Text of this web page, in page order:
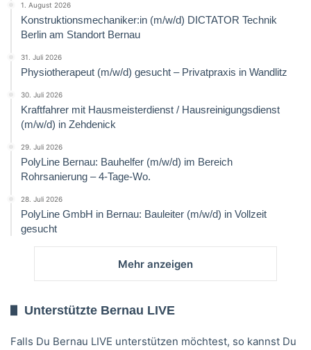
1. August 2026
Konstruktionsmechaniker:in (m/w/d) DICTATOR Technik
Berlin am Standort Bernau
31. Juli 2026
Physiotherapeut (m/w/d) gesucht – Privatpraxis in Wandlitz
30. Juli 2026
Kraftfahrer mit Hausmeisterdienst / Hausreinigungsdienst
(m/w/d) in Zehdenick
29. Juli 2026
PolyLine Bernau: Bauhelfer (m/w/d) im Bereich
Rohrsanierung – 4-Tage-Wo.
28. Juli 2026
PolyLine GmbH in Bernau: Bauleiter (m/w/d) in Vollzeit
gesucht
Mehr anzeigen
Unterstützte Bernau LIVE
Falls Du Bernau LIVE unterstützen möchtest, so kannst Du